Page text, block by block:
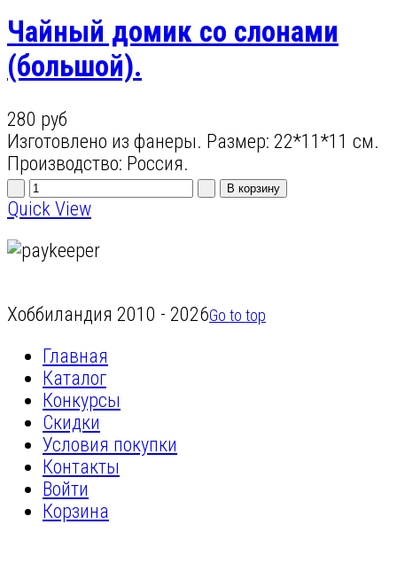
Чайный домик со слонами
(большой).
280 руб
Изготовлено из фанеры. Размер: 22*11*11 см.
Производство: Россия.
Quick View
Хоббиландия 2010 - 2026Go to top
Главная
Каталог
Конкурсы
Скидки
Условия покупки
Контакты
Войти
Корзина